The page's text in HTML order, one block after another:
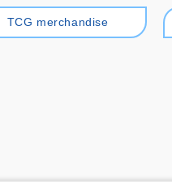
TCG merchandise